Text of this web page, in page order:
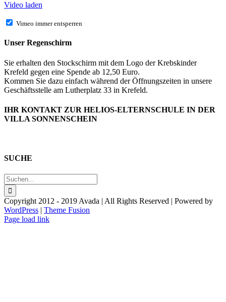
Video laden
Vimeo immer entsperren
Unser Regenschirm
Sie erhalten den Stockschirm mit dem Logo der Krebskinder
Krefeld gegen eine Spende ab 12,50 Euro.
Kommen Sie dazu einfach während der Öffnungszeiten in unsere
Geschäftsstelle am Lutherplatz 33 in Krefeld.
IHR KONTAKT ZUR HELIOS-ELTERNSCHULE IN DER
VILLA SONNENSCHEIN
SUCHE
Suche
nach:
Copyright 2012 - 2019 Avada | All Rights Reserved | Powered by
WordPress | Theme Fusion
Facebook
Page load link